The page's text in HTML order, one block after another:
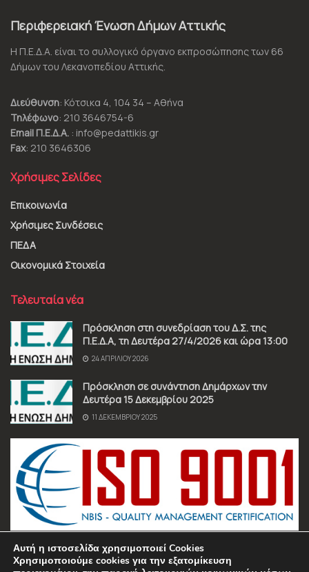
Περιφερειακή Ένωση Δήμων Αττικής
Η Π.Ε.Δ.Α. είναι το συλλογικό όργανο εκπροσώπησης των 66
Δήμων του Λεκανοπεδίου Αττικής.
Διεύθυνση: Κότσικα 4, 104 34 – Αθήνα
Τηλέφωνο: 210 3646754-6
Email Π.Ε.Δ.Α. : info@pedattikis.gr
Fax: 210 3646306
Χρήσιμες Σελίδες
Επικοινωνία
Χρήσιμες Συνδέσεις
ΠΕΔΑ
Οικονομικά Στοιχεία
Τελευταία νέα
Πρόσκληση στη συνεδρίαση του Δ.Σ. της
Π.Ε.Δ.Α, τη Δευτέρα 27/4/2026 και ώρα 13:00
24 ΑΠΡΙΛΊΟΥ 2026
Πρόσκληση σε συνάντηση Δημάρχων την
Δευτέρα 15 Δεκεμβρίου 2025
11 ΔΕΚΕΜΒΡΊΟΥ 2025
Αυτή η ιστοσελίδα χρησιμοποιεί Cookies
Χρησιμοποιούμε cookies για την εξατομίκευση